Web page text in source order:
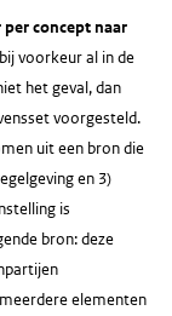
concept naar
voorkeur al in de
het geval, dan
voorgesteld.
uit een bron die
en 3)
is
bron: deze
elementen